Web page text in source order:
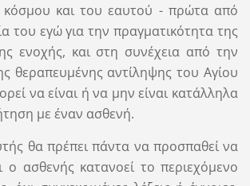
και του εαυτού - πρώτα από
του εγώ για την πραγματικότητα της
ενοχής, και στη συνέχεια από την
θεραπευμένης αντίληψης του Αγίου
να είναι ή να μην είναι κατάλληλα
με έναν ασθενή.
θα πρέπει πάντα να προσπαθεί να
ο ασθενής κατανοεί το περιεχόμενο